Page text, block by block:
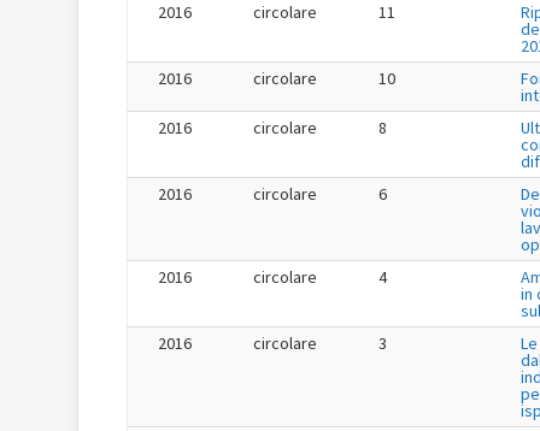
2016
circolare 11
2016
circolare 10
2016
circolare 8
2016
circolare 6
2016
circolare 4
in
2016
circolare 3